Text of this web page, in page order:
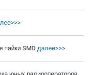
пайки SMD далее>>>